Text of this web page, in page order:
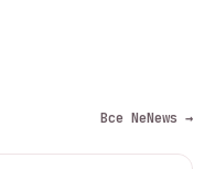
Все NeNews →